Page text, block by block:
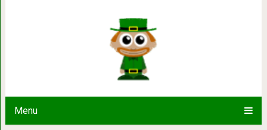
Menu
ТОП-12 самых интересных